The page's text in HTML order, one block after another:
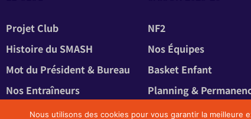
Projet Club
Histoire du SMASH
Mot du Président & Bureau
Nos Entraîneurs
Nos Officiels
NF2
Nos Équipes
Basket Enfant
Planning &
Inscriptions
Nous utilisons des cookies pour vous garantir la